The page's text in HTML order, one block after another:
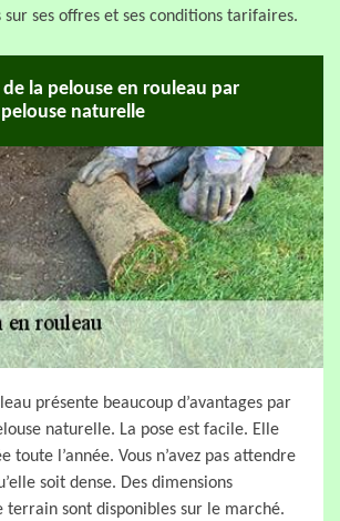
ses offres et ses conditions tarifaires.
de la pelouse en rouleau par
naturelle
présente beaucoup d’avantages par
naturelle. La pose est facile. Elle
toute l’année. Vous n’avez pas attendre
soit dense. Des dimensions
terrain sont disponibles sur le marché.